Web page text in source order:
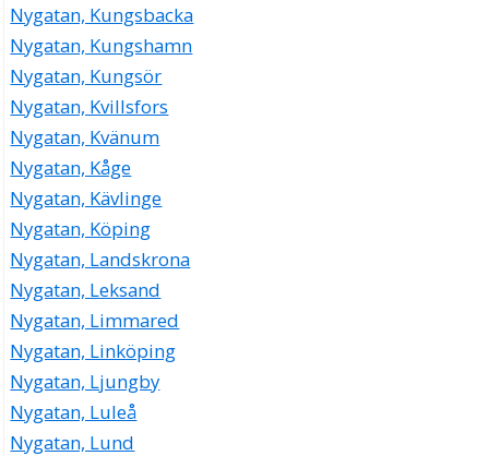
Nygatan, Kungsbacka
Nygatan, Kungshamn
Nygatan, Kungsör
Nygatan, Kvillsfors
Nygatan, Kvänum
Nygatan, Kåge
Nygatan, Kävlinge
Nygatan, Köping
Nygatan, Landskrona
Nygatan, Leksand
Nygatan, Limmared
Nygatan, Linköping
Nygatan, Ljungby
Nygatan, Luleå
Nygatan, Lund